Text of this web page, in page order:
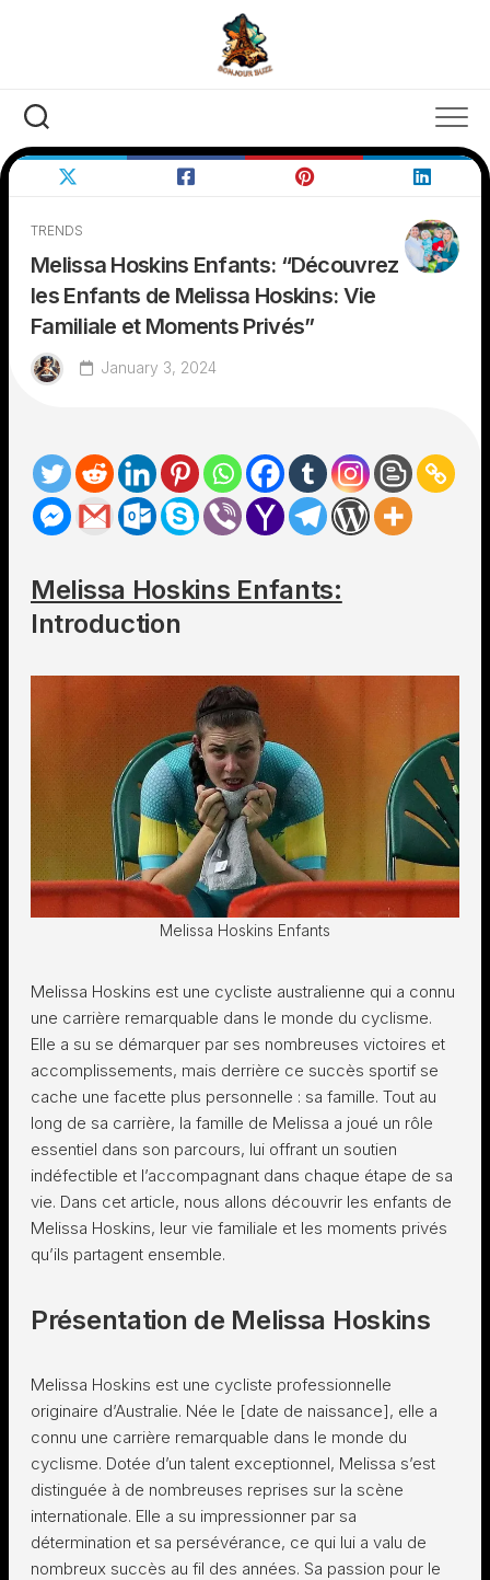
TRENDS
Melissa Hoskins Enfants: “Découvrez
les Enfants de Melissa Hoskins: Vie
Familiale et Moments Privés”
January 3, 2024
Melissa Hoskins Enfants:
Introduction
Melissa Hoskins Enfants
Melissa Hoskins est une cycliste australienne qui a connu
une carrière remarquable dans le monde du cyclisme.
Elle a su se démarquer par ses nombreuses victoires et
accomplissements, mais derrière ce succès sportif se
cache une facette plus personnelle : sa famille. Tout au
long de sa carrière, la famille de Melissa a joué un rôle
essentiel dans son parcours, lui offrant un soutien
indéfectible et l’accompagnant dans chaque étape de sa
vie. Dans cet article, nous allons découvrir les enfants de
Melissa Hoskins, leur vie familiale et les moments privés
qu’ils partagent ensemble.
Présentation de Melissa Hoskins
Melissa Hoskins est une cycliste professionnelle
originaire d’Australie. Née le [date de naissance], elle a
connu une carrière remarquable dans le monde du
cyclisme. Dotée d’un talent exceptionnel, Melissa s’est
distinguée à de nombreuses reprises sur la scène
internationale. Elle a su impressionner par sa
détermination et sa persévérance, ce qui lui a valu de
nombreux succès au fil des années. Sa passion pour le